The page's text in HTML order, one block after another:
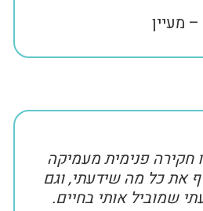
– מעיין
חקירה פנימית מעמיקה
כל מה שידעתי, וגם
שמוביל אותי בחיים.